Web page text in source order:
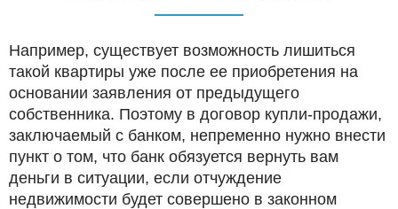
Например, существует возможность лишиться
такой квартиры уже после ее приобретения на
основании заявления от предыдущего
собственника. Поэтому в договор купли-продажи,
заключаемый с банком, непременно нужно внести
пункт о том, что банк обязуется вернуть вам
деньги в ситуации, если отчуждение
недвижимости будет совершено в законном